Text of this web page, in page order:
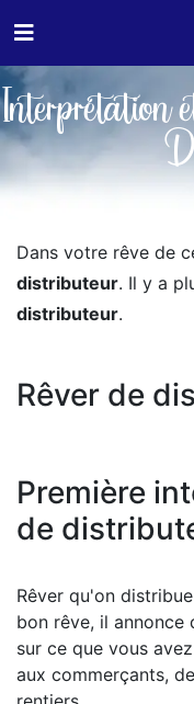
Interprétation
Dans votre rêve de
distributeur. Il y a
distributeur.
Rêver de
Première
de
Rêver qu'on
bon rêve, il annonce
sur ce que vous
aux commerçants,